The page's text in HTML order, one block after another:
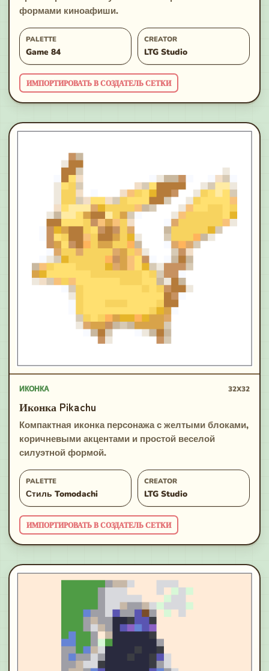
формами киноафиши.
PALETTE
Game 84
CREATOR
LTG Studio
ИМПОРТИРОВАТЬ В СОЗДАТЕЛЬ СЕТКИ
ИКОНКА 32X32
Иконка Pikachu
Компактная иконка персонажа с желтыми блоками,
коричневыми акцентами и простой веселой
силуэтной формой.
PALETTE
Стиль Tomodachi
CREATOR
LTG Studio
ИМПОРТИРОВАТЬ В СОЗДАТЕЛЬ СЕТКИ